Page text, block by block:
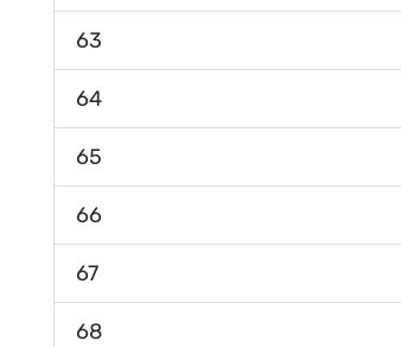
63
64
65
66
67
68